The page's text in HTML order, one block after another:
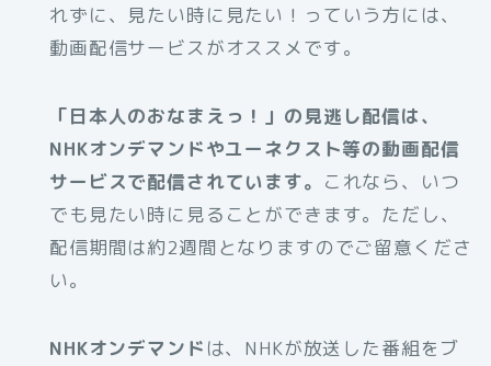
れずに、見たい時に見たい！っていう方には、
動画配信サービスがオススメです。
「日本人のおなまえっ！」の見逃し配信は、
NHKオンデマンドやユーネクスト等の動画配信
サービスで配信されています。 これなら、いつ
でも見たい時に見ることができます。ただし、
配信期間は約2週間となりますのでご留意くださ
い。
NHKオンデマンド は、NHKが放送した番組をブ